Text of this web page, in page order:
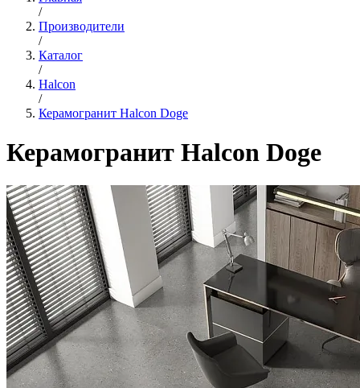
/
Производители
/
Каталог
/
Halcon
/
Керамогранит Halcon Doge
Керамогранит Halcon Doge